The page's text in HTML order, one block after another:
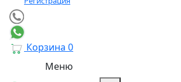
Корзина 0
Меню